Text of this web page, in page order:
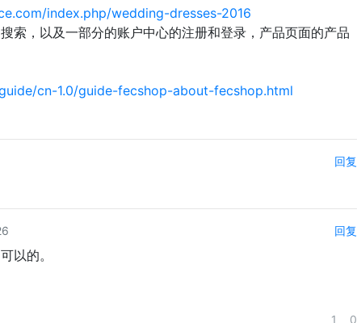
index.php/wedding-dresses-2016
索，以及一部分的账户中心的注册和登录，产品页面的产品
cn-1.0/guide-fecshop-about-fecshop.html
回复
回复
以的。
1 0